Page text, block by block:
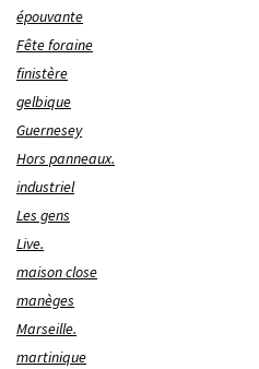
épouvante
Fête foraine
finistère
gelbique
Guernesey
Hors panneaux.
industriel
Les gens
Live.
maison close
manèges
Marseille.
martinique